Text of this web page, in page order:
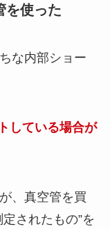
を使った
な内部ショー
している場合が
、真空管を買
されたもの”を